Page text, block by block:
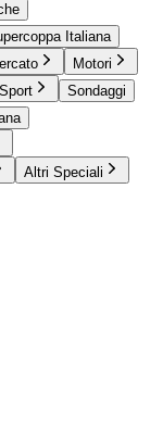
Italiana
Motori
Sondaggi
Altri Speciali